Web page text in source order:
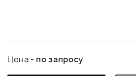
Цена - по запросу